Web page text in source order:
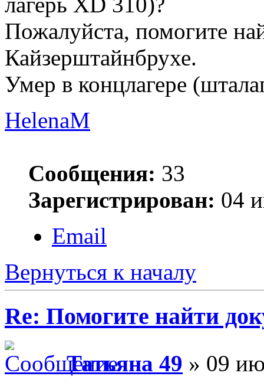
Пожалуйста, помогите
Кайзерштайнбрухе.
Умер в концлагере
HelenaM
Сообщения: 33
Зарегистрирован: 04
Email
Вернуться к началу
Re: Помогите найти
Татьяна 49 » 09